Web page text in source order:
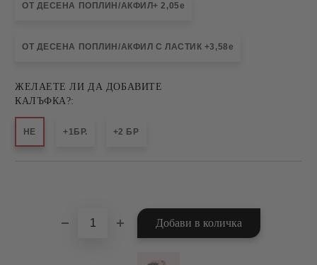
ОТ ДЕСЕНА ПОПЛИН/АКФИЛ+ 2,05e
ОТ ДЕСЕНА ПОПЛИН/АКФИЛ С ЛАСТИК +3,58e
ЖЕЛАЕТЕ ЛИ ДА ДОБАВИТЕ
КАЛЪФКА?:
НЕ +1БР. +2 БР